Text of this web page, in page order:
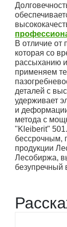
В отличие от
которая со
рассыханию
применяем
деталей с
удерживает
и
метода с
"Kleiberit"
бессрочным,
продукции
Лесобиржа,
безупречный